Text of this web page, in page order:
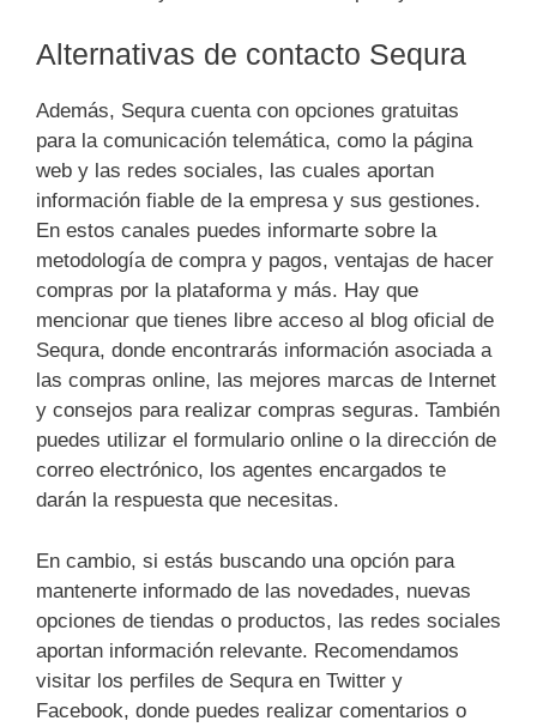
Alternativas de contacto Sequra
Además, Sequra cuenta con opciones gratuitas
para la comunicación telemática, como la página
web y las redes sociales, las cuales aportan
información fiable de la empresa y sus gestiones.
En estos canales puedes informarte sobre la
metodología de compra y pagos, ventajas de hacer
compras por la plataforma y más. Hay que
mencionar que tienes libre acceso al blog oficial de
Sequra, donde encontrarás información asociada a
las compras online, las mejores marcas de Internet
y consejos para realizar compras seguras. También
puedes utilizar el formulario online o la dirección de
correo electrónico, los agentes encargados te
darán la respuesta que necesitas.
En cambio, si estás buscando una opción para
mantenerte informado de las novedades, nuevas
opciones de tiendas o productos, las redes sociales
aportan información relevante. Recomendamos
visitar los perfiles de Sequra en Twitter y
Facebook, donde puedes realizar comentarios o